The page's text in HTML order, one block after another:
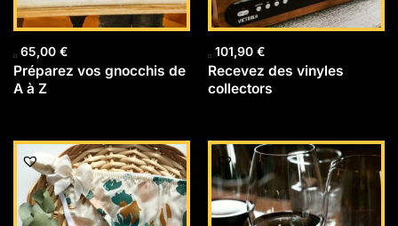
65,00 €
Préparez vos gnocchis de
A à Z
101,90 €
Recevez des vinyles
collectors